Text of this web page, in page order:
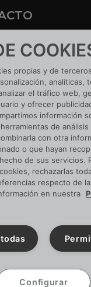
tiendas
UNA
ventajas
cuenta:
EN RRSS
propias y de
analíticas,
el tráfico web,
y ofrecer
información
de análisis
con otra
o que hayan
de sus servicios.
rechazarlas
respecto de
en nuestra
Configurar